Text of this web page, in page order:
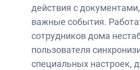
действия с
важные события.
сотрудников дома
пользователя
специальных настроек,